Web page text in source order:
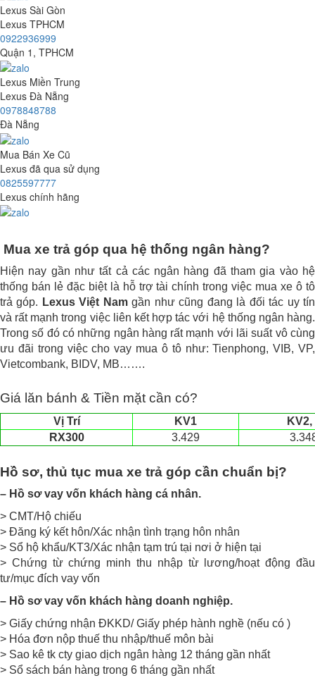
Lexus Sài Gòn
Lexus TPHCM
0922936999
Quận 1, TPHCM
Lexus Miền Trung
Lexus Đà Nẵng
0978848788
Đà Nẵng
Mua Bán Xe Cũ
Lexus đã qua sử dụng
0825597777
Lexus chính hãng
Mua xe trả góp qua hệ thống ngân hàng?
Hiện nay gần như tất cả các ngân hàng đã tham gia vào hệ
thống bán lẻ đặc biệt là hỗ trợ tài chính trong việc mua xe ô tô
trả góp. Lexus Việt Namgần như cũng đang là đối tác uy tín
và rất mạnh trong việc liên kết hợp tác với hệ thống ngân hàng.
Trong số đó có những ngân hàng rất mạnh với lãi suất vô cùng
ưu đãi trong việc cho vay mua ô tô như: Tienphong, VIB, VP,
Vietcombank, BIDV, MB…….
Giá lăn bánh & Tiền mặt cần có?
Vị Trí KV1
KV2,
RX300
3.429
Hồ sơ, thủ tục mua xe trả góp cần chuẩn bị?
– Hồ sơ vay vốn khách hàng cá nhân.
> CMT/Hộ chiếu
> Đăng ký kết hôn/Xác nhận tình trạng hôn nhân
> Sổ hộ khẩu/KT3/Xác nhận tạm trú tại nơi ở hiện tại
> Chứng từ chứng minh thu nhập từ lương/hoạt động đầu
tư/mục đích vay vốn
– Hồ sơ vay vốn khách hàng doanh nghiệp.
> Giấy chứng nhận ĐKKD/ Giấy phép hành nghề (nếu có )
> Hóa đơn nộp thuế thu nhập/thuế môn bài
> Sao kê tk cty giao dịch ngân hàng 12 tháng gần nhất
> Sổ sách bán hàng trong 6 tháng gần nhất